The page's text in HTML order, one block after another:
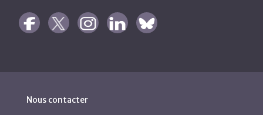
Nous contacter